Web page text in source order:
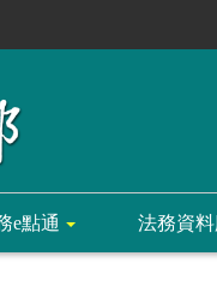
e點通 法務資